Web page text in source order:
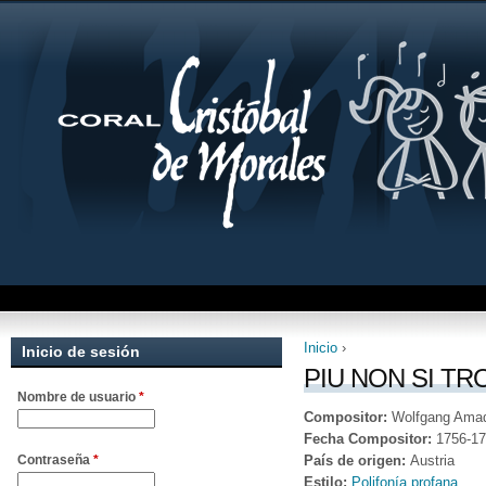
Se encuentra
Inicio ›
PIU NON SI
Compositor: Wolfgang
Fecha Compositor: 1756-
País de origen: Austria
Estilo: Polifonía profana
Inicio de sesión
Nombre de usuario *
Contraseña *